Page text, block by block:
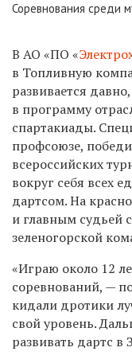
Соревнования среди
В АО «ПО «
в Топливную
развивается
в программу
спартакиады.
профсоюзе,
всероссийских
вокруг себя всех
дартсом. На
и главным судьей
зеленогорской
«Играю около 12
соревнований, —
кидали дротики
свой уровень.
развивать дартс в